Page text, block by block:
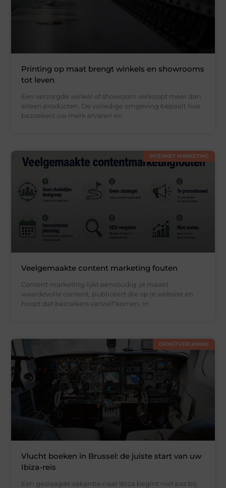
Printing op maat brengt winkels en showrooms
tot leven
Een verzorgde winkel of showroom verkoopt meer dan
alleen producten. De volledige omgeving bepaalt hoe
bezoekers uw merk ervaren en
INTERNET MARKETING
Veelgemaakte content marketing fouten
Content marketing lijkt eenvoudig: je maakt
waardevolle content, publiceert die op je website en
hoopt dat bezoekers vanzelf komen. In
DIENSTVERLENING
Vlucht boeken in Brussel: de juiste start van uw
Ibiza-reis
Een geslaagde vakantie naar Ibiza begint niet pas bij